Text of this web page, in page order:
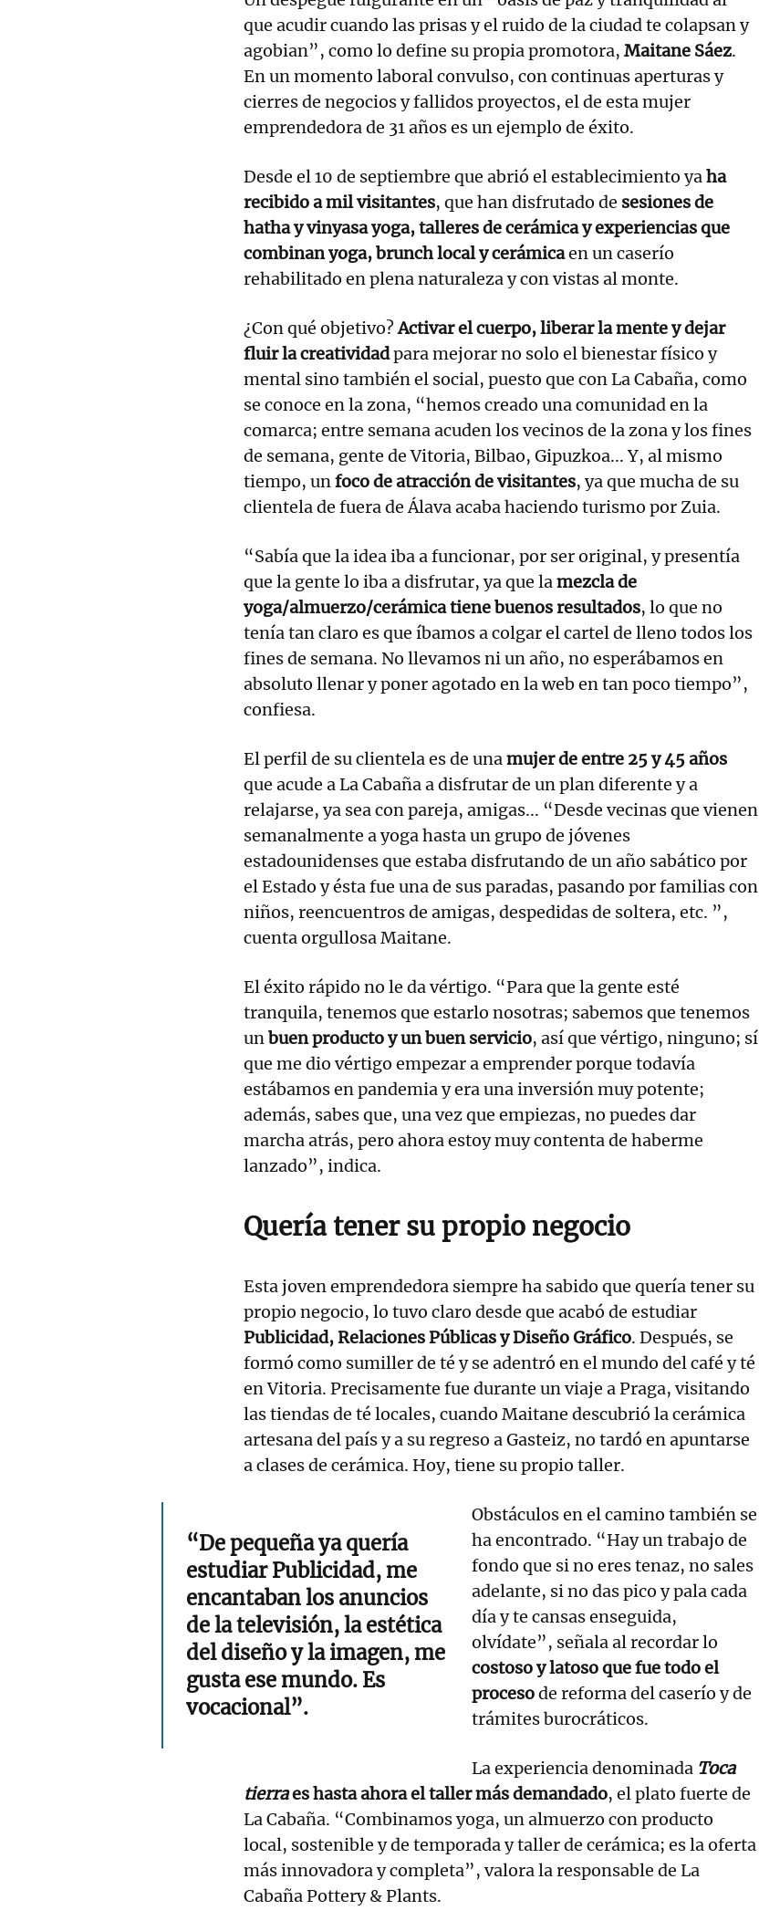
que acudir cuando las prisas y el ruido de la ciudad te colapsan y
agobian”, como lo define su propia promotora, Maitane Sáez.
En un momento laboral convulso, con continuas aperturas y
cierres de negocios y fallidos proyectos, el de esta mujer
emprendedora de 31 años es un ejemplo de éxito.
Desde el 10 de septiembre que abrió el establecimiento yaha
recibido a mil visitantes, que han disfrutado de sesiones de
hatha y vinyasa yoga, talleres de cerámica y experiencias que
combinan yoga, brunch local y cerámicaen un caserío
rehabilitado en plena naturaleza y con vistas al monte.
¿Con qué objetivo?Activar el cuerpo, liberar la mente y dejar
fluir la creatividadpara mejorar no solo el bienestar físico y
mental sino también el social, puesto que con La Cabaña, como
se conoce en la zona, “hemos creado una comunidad en la
comarca; entre semana acuden los vecinos de la zona y los fines
de semana, gente de Vitoria, Bilbao, Gipuzkoa... Y, al mismo
tiempo, unfoco de atracción de visitantes, ya que mucha de su
clientela de fuera de Álava acaba haciendo turismo por Zuia.
“Sabía que la idea iba a funcionar, por ser original, y presentía
que la gente lo iba a disfrutar, ya que lamezcla de
yoga/almuerzo/cerámica tiene buenos resultados, lo que no
tenía tan claro es que íbamos a colgar el cartel de lleno todos los
fines de semana. No llevamos ni un año, no esperábamos en
absoluto llenar y poner agotado en la web en tan poco tiempo”,
confiesa.
El perfil de su clientela es de unamujer de entre 25 y 45 años
que acude a La Cabaña a disfrutar de un plan diferente y a
relajarse, ya sea con pareja, amigas... “Desde vecinas que vienen
semanalmente a yoga hasta un grupo de jóvenes
estadounidenses que estaba disfrutando de un año sabático por
el Estado y ésta fue una de sus paradas, pasando por familias con
niños, reencuentros de amigas, despedidas de soltera, etc. ”,
cuenta orgullosa Maitane.
El éxito rápido no le da vértigo. “Para que la gente esté
tranquila, tenemos que estarlo nosotras; sabemos que tenemos
unbuen producto y un buen servicio, así que vértigo, ninguno; sí
que me dio vértigo empezar a emprender porque todavía
estábamos en pandemia y era una inversión muy potente;
además, sabes que, una vez que empiezas, no puedes dar
marcha atrás, pero ahora estoy muy contenta de haberme
lanzado”, indica.
Quería tener su propio negocio
Esta joven emprendedora siempre ha sabido que quería tener su
propio negocio, lo tuvo claro desde que acabó de estudiar
Publicidad, Relaciones Públicas y Diseño Gráfico. Después, se
formó como sumiller de té y se adentró en el mundo del café y té
en Vitoria. Precisamente fue durante un viaje a Praga, visitando
las tiendas de té locales, cuando Maitane descubrió la cerámica
artesana del país y a su regreso a Gasteiz, no tardó en apuntarse
a clases de cerámica. Hoy, tiene su propio taller.
“De pequeña ya quería
estudiar Publicidad, me
encantaban los anuncios
de la televisión, la estética
del diseño y la imagen, me
gusta ese mundo. Es
vocacional”.
Obstáculos en el camino también se
ha encontrado. “Hay un trabajo de
fondo que si no eres tenaz, no sales
adelante, si no das pico y pala cada
día y te cansas enseguida,
olvídate”, señala al recordar lo
costoso y latoso que fue todo el
procesode reforma del caserío y de
trámites burocráticos.
La experiencia denominada Toca
tierraes hasta ahora el taller más demandado, el plato fuerte de
La Cabaña. “Combinamos yoga, un almuerzo con producto
local, sostenible y de temporada y taller de cerámica; es la oferta
más innovadora y completa”, valora la responsable de La
Cabaña Pottery & Plants.